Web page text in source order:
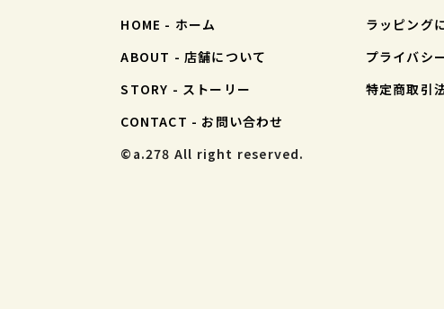
HOME - ホーム
ABOUT - 店舗について
STORY - ストーリー
CONTACT - お問い合わせ
©︎a.278 All right reserved.
ラッピング
プライバシ
特定商取引